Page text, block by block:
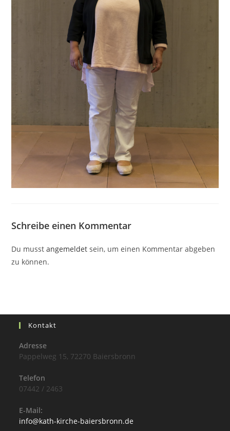
Schreibe einen Kommentar
Du musstangemeldet sein, um einen Kommentar abgeben
zu können.
Kontakt
Adresse
Pappelweg 15, 72270 Baiersbronn
Telefon
07442 / 2463
E-Mail:
info@kath-kirche-baiersbronn.de